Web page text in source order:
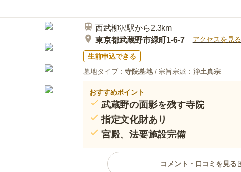
西武柳沢駅から2.3km
東京都武蔵野市緑町1-6-7
アクセスを見る
生前申込できる
墓地タイプ： 寺院墓地/ 宗旨宗派： 浄土真宗
おすすめポイント
武蔵野の面影を残す寺院
指定文化財あり
宮殿、法要施設完備
コメント・口コミを見る